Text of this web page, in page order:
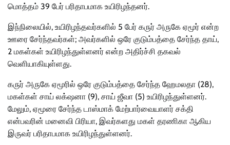
மொத்தம் 39 பேர் பரிதாபமாக உயிரிழந்தனர்.
இந்நிலையில், உயிரிழந்தவர்களில் 5 பேர் கருர் அருகே ஏமூர் என்ற
ஊரை சேர்ந்தவர்கள்; அவர்களில் ஒரே குடும்பத்தை சேர்ந்த தாய்,
2 மகள்கள் உயிரிழந்துள்ளனர் என்ற அதிர்ச்சி தகவல்
வெளியாகியுள்ளது.
கருர் அருகே ஏமூரில் ஒரே குடும்பத்தை சேர்ந்த ஹேமலதா (28),
மகள்கள் சாய் லக்‌ஷனா (9), சாய் ஜீவா (5) உயிரிழந்துள்ளனர்.
மேலும், ஏமூரை சேர்ந்த டாஸ்மாக் மேற்பார்வையாளர் சக்தி
என்பவரின் மனைவி பிரியா, இவர்களது மகள் தரணிகா ஆகிய
இருவர் பரிதாபமாக உயிரிழந்துள்ளனர்.